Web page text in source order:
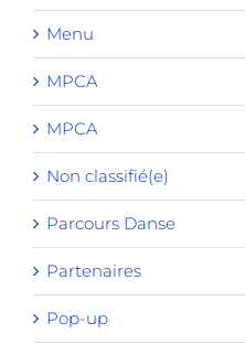
Menu
MPCA
MPCA
Non classifié(e)
Parcours Danse
Partenaires
Pop-up